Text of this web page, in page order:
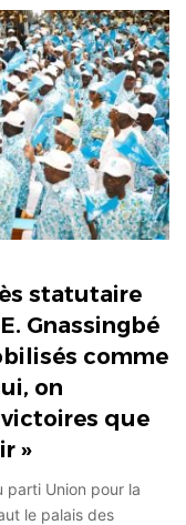
statutaire
Gnassingbé
comme
on
que
»
parti Union pour la
le palais des